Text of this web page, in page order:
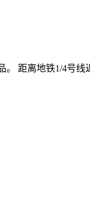
距离地铁1/4号